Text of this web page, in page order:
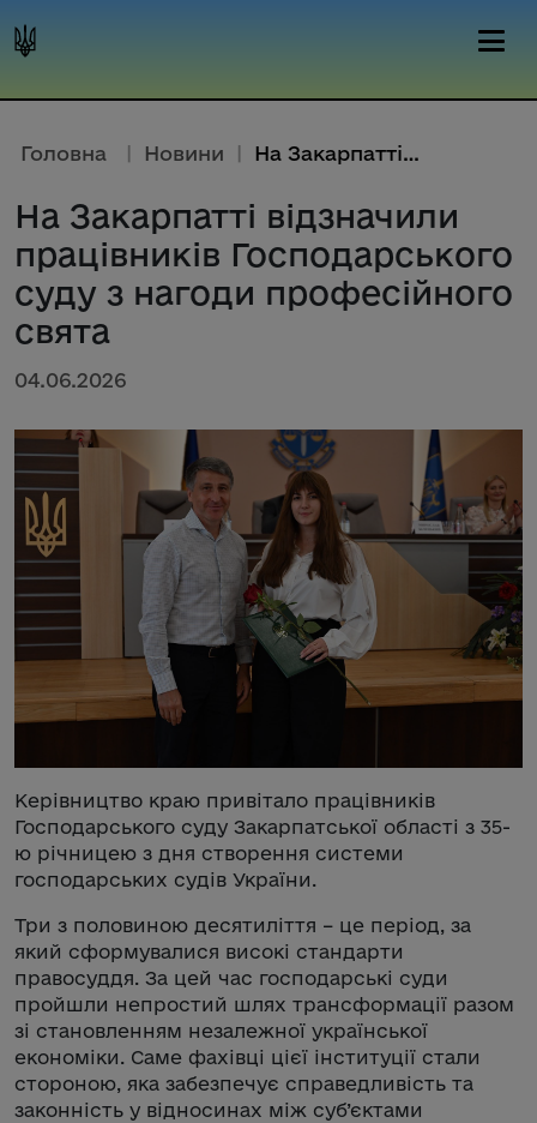
Головна | Новини | На Закарпатті відзначили праці...
На Закарпатті відзначили
працівників Господарського
суду з нагоди професійного
свята
04.06.2026
Керівництво краю привітало працівників
Господарського суду Закарпатської області з 35-
ю річницею з дня створення системи
господарських судів України.
Три з половиною десятиліття – це період, за
який сформувалися високі стандарти
правосуддя. За цей час господарські суди
пройшли непростий шлях трансформації разом
зі становленням незалежної української
економіки. Саме фахівці цієї інституції стали
стороною, яка забезпечує справедливість та
законність у відносинах між суб’єктами